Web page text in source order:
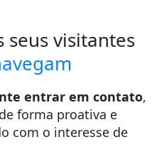
seus visitantes
entrar em contato,
forma proativa e
com o interesse de